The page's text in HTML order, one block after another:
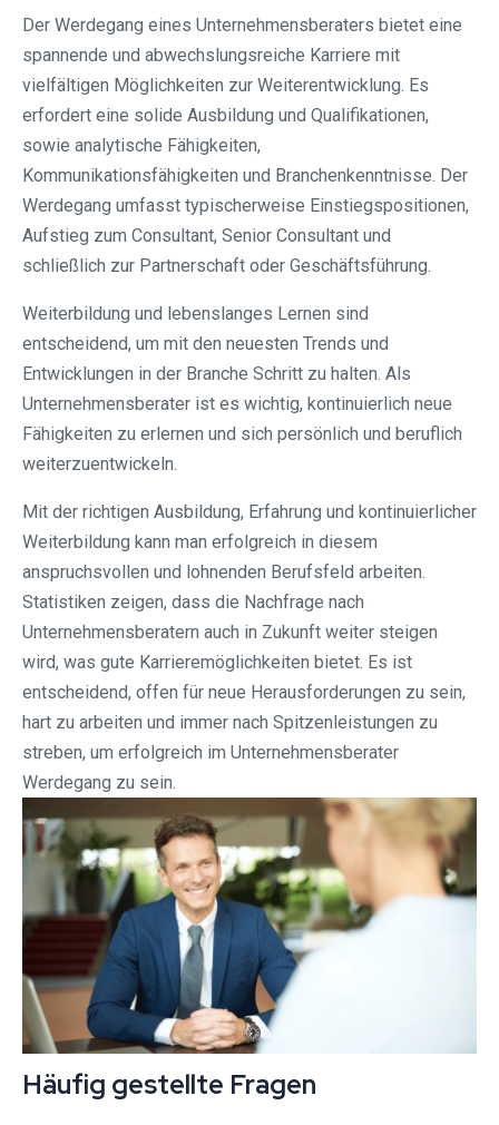
Der Werdegang eines Unternehmensberaters bietet eine
spannende und abwechslungsreiche Karriere mit
vielfältigen Möglichkeiten zur Weiterentwicklung. Es
erfordert eine solide Ausbildung und Qualifikationen,
sowie analytische Fähigkeiten,
Kommunikationsfähigkeiten und Branchenkenntnisse. Der
Werdegang umfasst typischerweise Einstiegspositionen,
Aufstieg zum Consultant, Senior Consultant und
schließlich zur Partnerschaft oder Geschäftsführung.
Weiterbildung und lebenslanges Lernen sind
entscheidend, um mit den neuesten Trends und
Entwicklungen in der Branche Schritt zu halten. Als
Unternehmensberater ist es wichtig, kontinuierlich neue
Fähigkeiten zu erlernen und sich persönlich und beruflich
weiterzuentwickeln.
Mit der richtigen Ausbildung, Erfahrung und kontinuierlicher
Weiterbildung kann man erfolgreich in diesem
anspruchsvollen und lohnenden Berufsfeld arbeiten.
Statistiken zeigen, dass die Nachfrage nach
Unternehmensberatern auch in Zukunft weiter steigen
wird, was gute Karrieremöglichkeiten bietet. Es ist
entscheidend, offen für neue Herausforderungen zu sein,
hart zu arbeiten und immer nach Spitzenleistungen zu
streben, um erfolgreich im Unternehmensberater
Werdegang zu sein.
Häufig gestellte Fragen